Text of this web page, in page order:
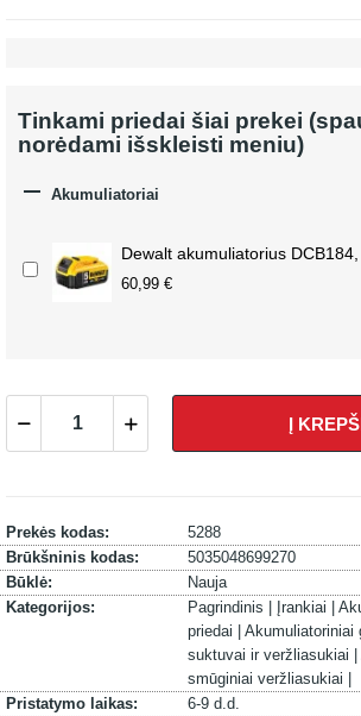
Tinkami priedai šiai prekei
norėdami išskleisti meniu)
 Akumuliatoriai
Dewalt akumuliatorius
60,99 €
Į
Prekės kodas:
5288
Brūkšninis kodas:
5035048699270
Būklė:
Nauja
Kategorijos:
Pagrindinis | Įrankiai |
priedai | Akumuliatoriniai
suktuvai ir veržliasukiai |
smūginiai veržliasukiai |
Pristatymo laikas:
6-9 d.d.